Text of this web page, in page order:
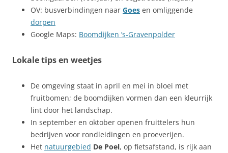
OV: busverbindingen naar Goes en omliggende
dorpen
Google Maps: Boomdijken ’s‑Gravenpolder
Lokale tips en weetjes
De omgeving staat in april en mei in bloei met
fruitbomen; de boomdijken vormen dan een kleurrijk
lint door het landschap.
In september en oktober openen fruittelers hun
bedrijven voor rondleidingen en proeverijen.
Het natuurgebied De Poel, op fietsafstand, is rijk aan